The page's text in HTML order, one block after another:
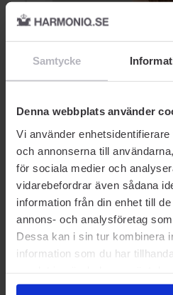
Samtycke
Denna webbplats använder
Vi använder
och annonserna till
för sociala medier och
vidarebefordrar även sådana
information från din enhet till
annons- och analysföretag
Dessa kan i sin tur kombinera
information som du har
5 saker som
hårkvalitet
HÅRVÅRD
AUKTORISERAD